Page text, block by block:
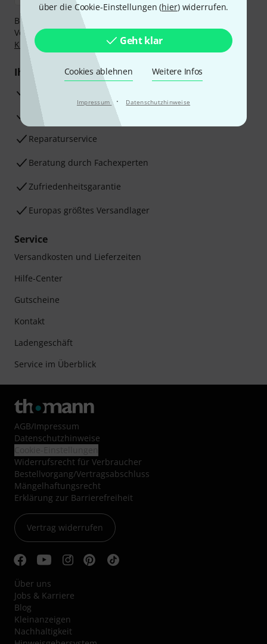
über die Cookie-Einstellungen (hier) widerrufen.
Geht klar
Cookies ablehnen Weitere Infos
Impressum · Datenschutzhinweise
Bezahlen Sie vertraulich und sicher per Nachnahme,
Vorkasse, PayPal, Amazon Pay,Klarna Sofort bezahlen,
Klarna Ratenzahlung
oder Kreditkarte.
Ihre Vorteile
3 Jahre Thomann Garantie
30 Tage Money-Back-Garantie
Reparaturservice
Beratung durch Fachexperten
Zufriedenheitsgarantie
Europas größtes Versandlager
Service
Versandkosten und Lieferzeiten
Hilfe-Center
Gutscheine
Kontakt
Ladengeschäft
Service im Überblick
AGB/Impressum
Datenschutzhinweise
Widerrufsrecht für Verbraucher
Bestellvorgang/Vertragsabschluss
Mängelhaftungsrecht
Erklärung zur Barrierefreiheit
Vertrag widerrufen
Über uns
Jobs & Karriere
Blog
Kleinanzeigen
Nachhaltigkeit